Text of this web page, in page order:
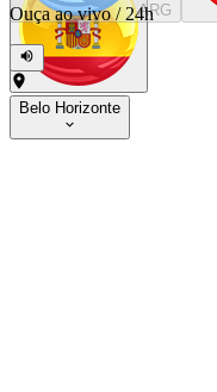
ARG
Ouça ao vivo/24h
Belo Horizonte